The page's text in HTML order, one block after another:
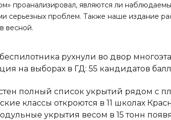
проанализировал, являются ли
серьезных проблем. Также наше издание
весной.
рухнули во двор
на выборах в ГД: 55 кандидатов
полный список укрытий рядом с
классы откроются в 11 школах
укрытия весом в 15 тонн